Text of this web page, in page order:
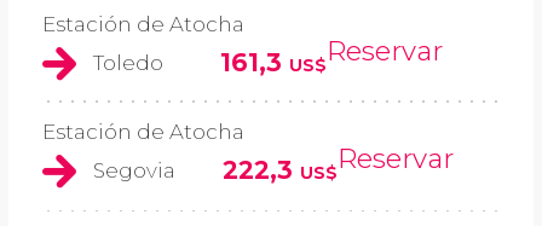
Estación de Atocha
Toledo
161,3 US$Reservar
Estación de Atocha
Segovia
222,3 US$Reservar